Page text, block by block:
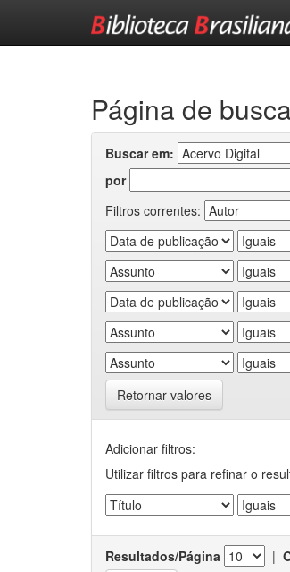
Página de busca
Buscar em:
por
Filtros correntes:
Retornar valores
Adicionar filtros:
Utilizar filtros para refinar o
Resultados/Página |